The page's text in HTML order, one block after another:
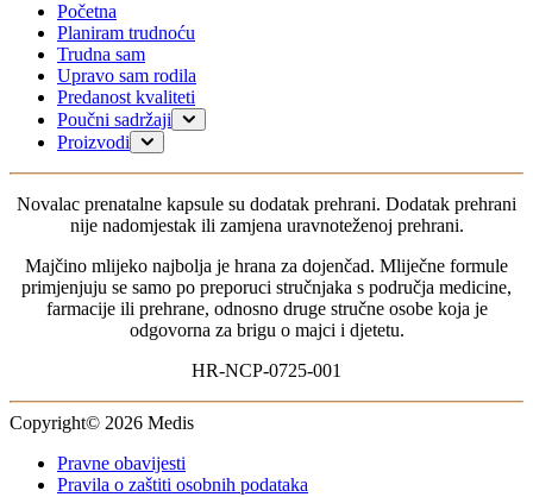
Početna
Planiram trudnoću
Trudna sam
Upravo sam rodila
Predanost kvaliteti
Poučni sadržaji
Planiranje trudnoće
Moje dijete
Proizvodi
6-12 mjeseci
1-3 godine
Za dojenčad s probavnim tegobama
Za dojenčad s alergijama
Novalac prenatalne kapsule su dodatak prehrani. Dodatak prehrani
nije nadomjestak ili zamjena uravnoteženoj prehrani.
Majčino mlijeko najbolja je hrana za dojenčad. Mliječne formule
primjenjuju se samo po preporuci stručnjaka s područja medicine,
farmacije ili prehrane, odnosno druge stručne osobe koja je
odgovorna za brigu o majci i djetetu.
HR-NCP-0725-001
Copyright© 2026 Medis
Pravne obavijesti
Pravila o zaštiti osobnih podataka